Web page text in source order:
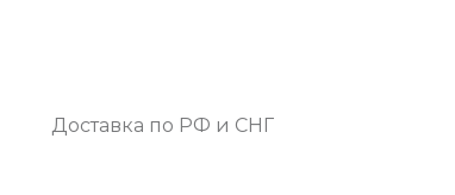
Доставка по РФ и СНГ